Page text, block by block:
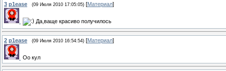
3 p1ease (09 Июля 2010 17:05:05) [Материал]
Да,ваще красиво получилось
2 p1ease (09 Июля 2010 16:54:54) [Материал]
Оо кул